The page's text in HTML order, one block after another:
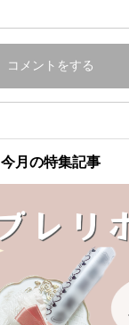
今月の特集記事